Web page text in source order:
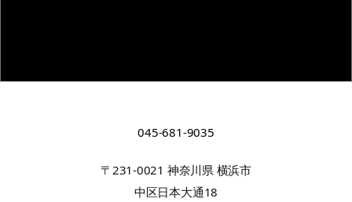
045-681-9035
〒231-0021 神奈川県 横浜市
中区日本大通18